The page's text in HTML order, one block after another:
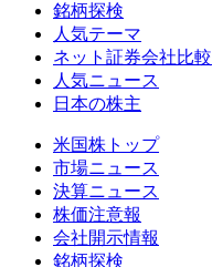
銘柄探検
人気テーマ
ネット証券会社比較
人気ニュース
日本の株主
米国株トップ
市場ニュース
決算ニュース
株価注意報
会社開示情報
銘柄探検